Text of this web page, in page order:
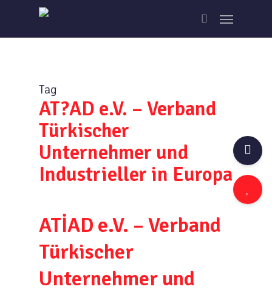
main
search
Menu
Tag
AT?AD e.V. – Verband
Türkischer
Unternehmer und
Industrieller in Europa
ATİAD e.V. – Verband
Türkischer
Unternehmer und